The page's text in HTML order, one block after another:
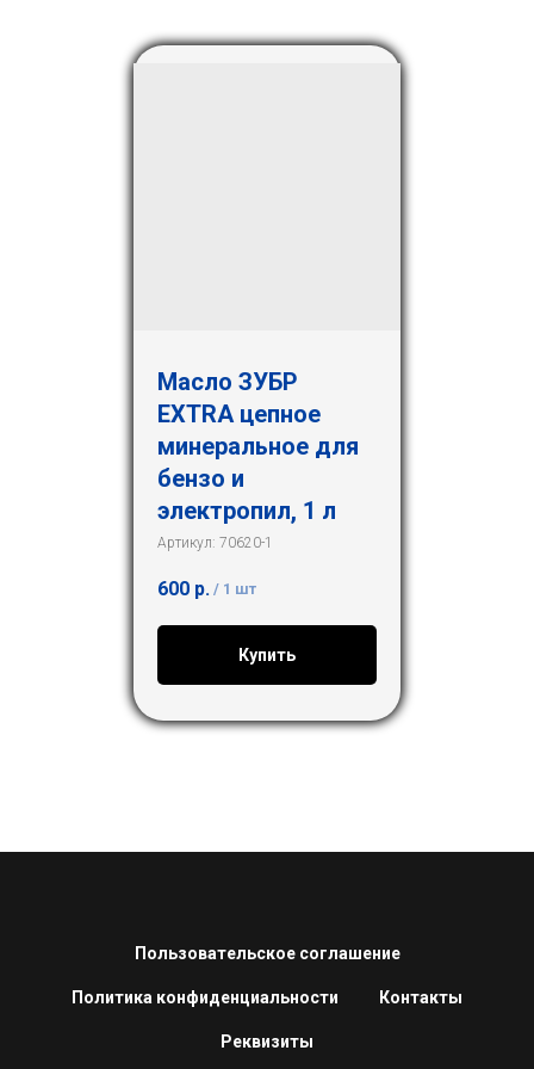
Масло ЗУБР
EXTRA цепное
минеральное для
бензо и
электропил, 1 л
Артикул: 70620-1
600 р. / 1 шт
Купить
Пользовательское соглашение
Политика конфиденциальности Контакты
Реквизиты